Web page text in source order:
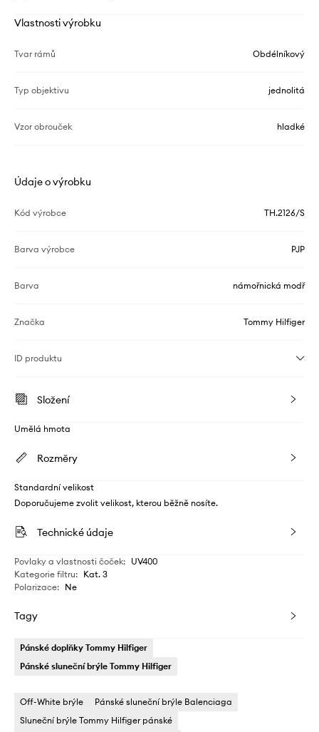
Vlastnosti výrobku
Tvar rámů Obdélníkový
Typ objektivu jednolitá
Vzor obrouček hladké
Údaje o výrobku
Kód výrobce TH.2126/S
Barva výrobce PJP
Barva námořnická modř
Značka Tommy Hilfiger
ID produktu
Složení
Umělá hmota
Rozměry
Standardní velikost
Doporučujeme zvolit velikost, kterou běžně nosíte.
Technické údaje
Povlaky a vlastnosti čoček: UV400
Kategorie filtru: Kat. 3
Polarizace: Ne
Tagy
Pánské doplňky Tommy Hilfiger
Pánské sluneční brýle Tommy Hilfiger
Off-White brýle
Pánské sluneční brýle Balenciaga
Sluneční brýle Tommy Hilfiger pánské